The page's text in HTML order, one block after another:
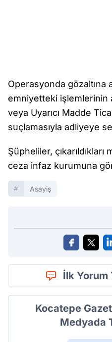
Operasyonda gözaltına
emniyetteki işlemlerinin
veya Uyarıcı Madde
suçlamasıyla adliyeye
Şüpheliler,
ceza infaz kurumuna
Asayiş
İlk Yorum
Kocatepe
Medyada